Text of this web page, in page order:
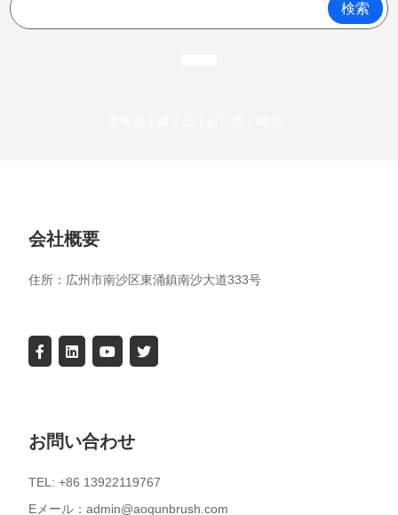
検索
会社概要
住所：広州市南沙区東涌鎮南沙大道333号
お問い合わせ
TEL: +86 13922119767
Eメール：admin@aoqunbrush.com